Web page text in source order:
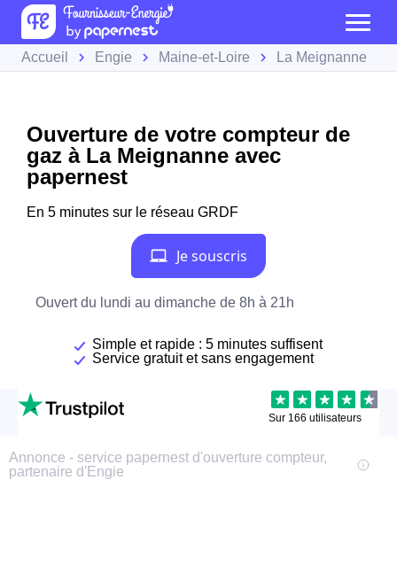
Accueil Engie Maine-et-Loire La Meignanne